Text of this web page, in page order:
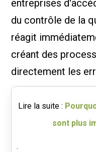
entreprises
du contrôle de la
réagit
créant des
directement les
Lire la suite :
sont plus
.